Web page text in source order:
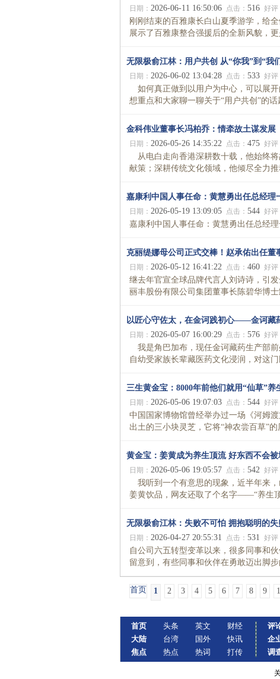
日期： 2026-06-11 16:50:06 点击： 516 好评
刚刚结束的百雅康长白山夏季游学，给
展示了百雅康整合强援后的全新风貌，
无限极俞江林：用户共创 从“你我”到“我
日期： 2026-06-02 13:04:28 点击： 533 好评
如何真正做到以用户为中心，可以展
想重点和大家聊一聊关于“用户共创”的话
金科伟业董事长冯柏乔：情牵故土谋发展
日期： 2026-05-26 14:35:22 点击： 475 好评
从电白走向香港深耕数十载，他始终
献策；深耕传统文化领域，他倾尽全力
嘉康利中国人事任命：黄慧勇出任总经理
日期： 2026-05-19 13:09:05 点击： 544 好评
嘉康利中国人事任命：黄慧勇出任总经
克丽缇娜母公司正式交棒！赵承佑出任董
日期： 2026-05-12 16:41:22 点击： 460 好评
继去年官宣全球品牌代言人刘诗诗，引
丽丰股份有限公司集团董事长陈碧华博
以匠心守佐太，在金诃践初心——金诃藏
日期： 2026-05-07 16:00:29 点击： 576 好评
我是角巴加布，现任金诃藏药生产部前
自幼受家族长辈藏医药文化浸润，对这
三生黄金宝：8000年前他们就用“仙草”养
日期： 2026-05-06 19:07:03 点击： 544 好评
中国国家博物馆曾经举办过一场《河姆
出土的三小块灵芝，它将“神农尝百草”
黄金宝：姜黄成为养生顶流 好东西不会被
日期： 2026-05-06 19:05:57 点击： 542 好评
我听到一个有意思的现象，近半年来
姜黄饮品，网友还取了个名字——“养生
无限极俞江林：失败不可怕 拥抱聪明的失
日期： 2026-04-27 20:55:31 点击： 531 好评
自公司六五转型变革以来，很多同事和
留意到，有些同事和伙伴在勇敢迈出脚
首页 1 2 3 4 5 6 7 8 9
首页
大陆
焦点
头条
台湾
热点
英文
国外
热词
财经
快讯
打传
评
企
调